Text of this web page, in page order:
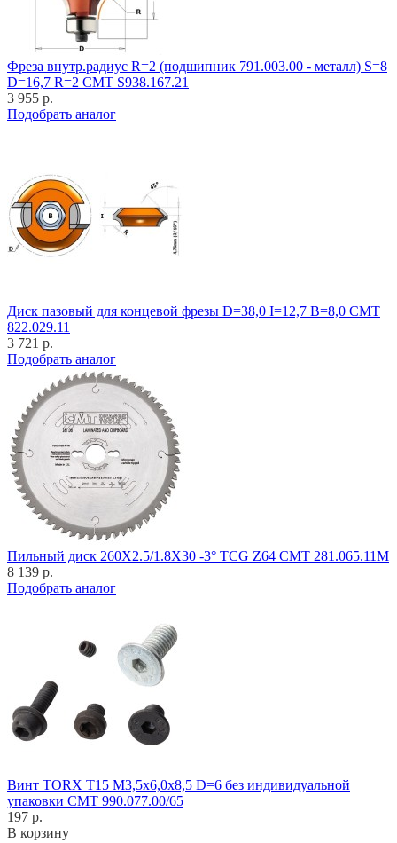
Фреза внутр.радиус R=2 (подшипник 791.003.00 - металл) S=8
D=16,7 R=2 CMT S938.167.21
3 955 р.
Подобрать аналог
Диск пазовый для концевой фрезы D=38,0 I=12,7 B=8,0 CMT
822.029.11
3 721 р.
Подобрать аналог
Пильный диск 260X2.5/1.8X30 -3° TCG Z64 CMT 281.065.11M
8 139 р.
Подобрать аналог
Винт TORX T15 M3,5x6,0x8,5 D=6 без индивидуальной
упаковки CMT 990.077.00/65
197 р.
В корзину